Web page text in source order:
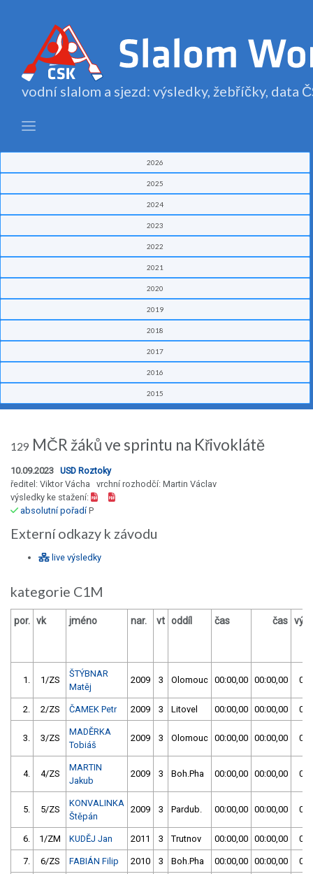
vodní slalom a sjezd: výsledky, žebříčky, data
2026
2025
2024
2023
2022
2021
2020
2019
2018
2017
2016
2015
129 MČR žáků ve sprintu na Křivoklátě
10.09.2023 USD Roztoky
ředitel: Viktor Vácha vrchní rozhodčí: Martin Václav
výsledky ke stažení:
absolutní pořadíP
Externí odkazy k závodu
live výsledky
kategorie C1M
por. vk jméno nar. vt oddíl čas čas
1. 1/ZS
ŠTÝBNAR
Matěj
2009 3 Olomouc 00:00,00 00:00,00
2. 2/ZS ČAMEK Petr 2009 3 Litovel 00:00,00 00:00,00
3. 3/ZS
MADĚRKA
Tobiáš
2009 3 Olomouc 00:00,00 00:00,00
4. 4/ZS
MARTIN
Jakub
2009 3 Boh.Pha 00:00,00 00:00,00
5. 5/ZS
KONVALINKA
Štěpán
2009 3 Pardub. 00:00,00 00:00,00
6. 1/ZM KUDĚJ Jan 2011 3 Trutnov 00:00,00 00:00,00
7. 6/ZS FABIÁN Filip 2010 3 Boh.Pha 00:00,00 00:00,00